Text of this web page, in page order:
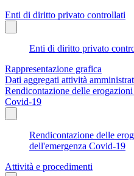
Enti di diritto privato controllati
Enti di diritto privato
Rappresentazione grafica
Dati aggregati attività
Rendicontazione delle
Covid-19
Rendicontazione delle
dell'emergenza Covid-19
Attività e procedimenti